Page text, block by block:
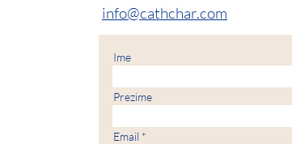
info@cathchar.com
Ime
Prezime
Email